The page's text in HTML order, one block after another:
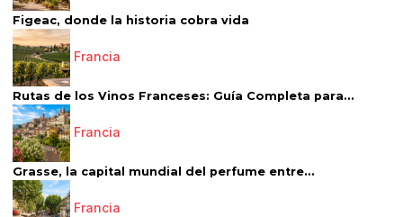
Figeac, donde la historia cobra vida
Francia
Rutas de los Vinos Franceses: Guía Completa para...
Francia
Grasse, la capital mundial del perfume entre...
Francia